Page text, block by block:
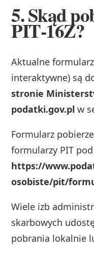
5. Skąd
PIT‑16Z?
Aktualne
interaktywne) są
stronie
podatki.gov.pl w
Formularz
formularzy PIT
https://
osobiste/pit/
Wiele izb
skarbowych
pobrania lokalnie